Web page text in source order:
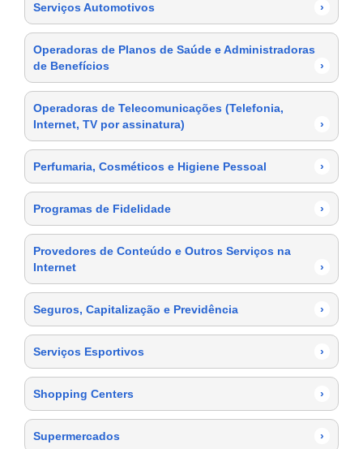
Serviços Automotivos
›
Operadoras de Planos de Saúde e Administradoras
de Benefícios
›
Operadoras de Telecomunicações (Telefonia,
Internet, TV por assinatura)
›
Perfumaria, Cosméticos e Higiene Pessoal ›
Programas de Fidelidade ›
Provedores de Conteúdo e Outros Serviços na
Internet
›
Seguros, Capitalização e Previdência ›
Serviços Esportivos ›
Shopping Centers ›
Supermercados ›